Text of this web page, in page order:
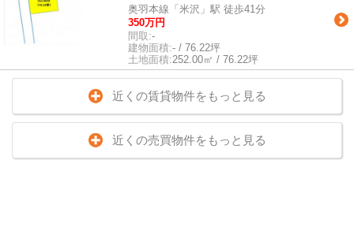
奥羽本線「米沢」駅 徒歩41分
350万円
間取:-
建物面積:- / 76.22坪
土地面積:252.00㎡ / 76.22坪
近くの賃貸物件をもっと見る
近くの売買物件をもっと見る